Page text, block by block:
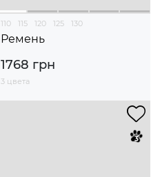
110 115 120 125 130
Ремень
1768 грн
3 цвета